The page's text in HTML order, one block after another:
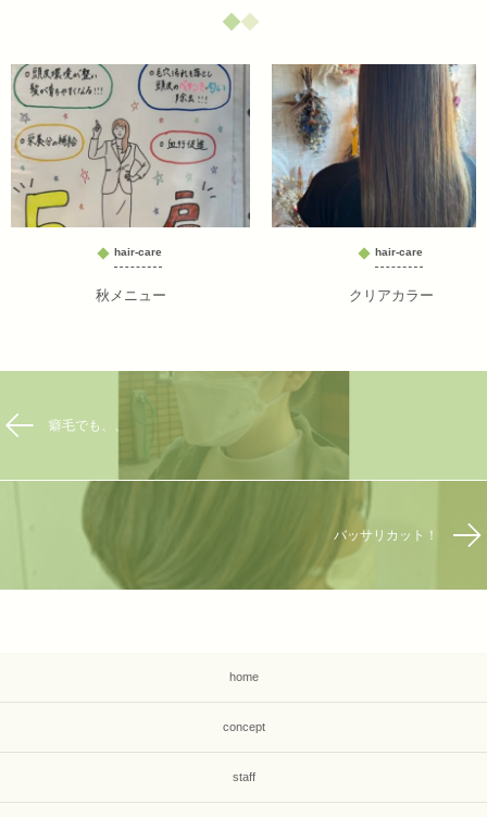
hair-care
秋メニュー
hair-care
クリアカラー
癖毛でも、、
バッサリカット！
home
concept
staff